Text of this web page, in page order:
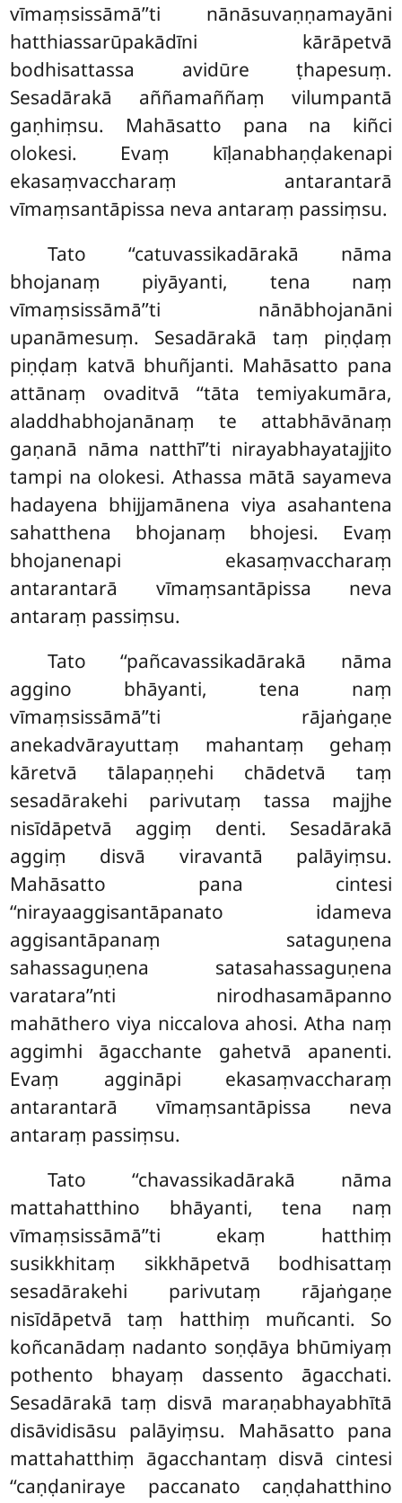
vīmaṃsissāmā’’ti nānāsuvaṇṇamayāni
hatthiassarūpakādīni kārāpetvā
bodhisattassa avidūre ṭhapesuṃ.
Sesadārakā aññamaññaṃ vilumpantā
gaṇhiṃsu. Mahāsatto pana na kiñci
olokesi. Evaṃ kīḷanabhaṇḍakenapi
ekasaṃvaccharaṃ antarantarā
vīmaṃsantāpissa neva antaraṃ passiṃsu.
Tato ‘‘catuvassikadārakā nāma
bhojanaṃ piyāyanti, tena naṃ
vīmaṃsissāmā’’ti nānābhojanāni
upanāmesuṃ. Sesadārakā taṃ piṇḍaṃ
piṇḍaṃ katvā bhuñjanti. Mahāsatto pana
attānaṃ ovaditvā ‘‘tāta temiyakumāra,
aladdhabhojanānaṃ te attabhāvānaṃ
gaṇanā nāma natthī’’ti nirayabhayatajjito
tampi na olokesi. Athassa mātā sayameva
hadayena bhijjamānena viya asahantena
sahatthena bhojanaṃ bhojesi. Evaṃ
bhojanenapi ekasaṃvaccharaṃ
antarantarā vīmaṃsantāpissa neva
antaraṃ passiṃsu.
Tato ‘‘pañcavassikadārakā nāma
aggino bhāyanti, tena naṃ
vīmaṃsissāmā’’ti rājaṅgaṇe
anekadvārayuttaṃ mahantaṃ gehaṃ
kāretvā tālapaṇṇehi chādetvā taṃ
sesadārakehi parivutaṃ tassa majjhe
nisīdāpetvā aggiṃ denti. Sesadārakā
aggiṃ disvā viravantā palāyiṃsu.
Mahāsatto pana cintesi
‘‘nirayaaggisantāpanato idameva
aggisantāpanaṃ sataguṇena
sahassaguṇena satasahassaguṇena
varatara’’nti nirodhasamāpanno
mahāthero viya niccalova ahosi. Atha naṃ
aggimhi āgacchante gahetvā apanenti.
Evaṃ aggināpi ekasaṃvaccharaṃ
antarantarā vīmaṃsantāpissa neva
antaraṃ passiṃsu.
Tato ‘‘chavassikadārakā nāma
mattahatthino bhāyanti, tena naṃ
vīmaṃsissāmā’’ti ekaṃ hatthiṃ
susikkhitaṃ sikkhāpetvā bodhisattaṃ
sesadārakehi parivutaṃ rājaṅgaṇe
nisīdāpetvā taṃ hatthiṃ muñcanti. So
koñcanādaṃ nadanto soṇḍāya bhūmiyaṃ
pothento bhayaṃ dassento āgacchati.
Sesadārakā taṃ disvā maraṇabhayabhītā
disāvidisāsu palāyiṃsu. Mahāsatto pana
mattahatthiṃ āgacchantaṃ disvā cintesi
‘‘caṇḍaniraye paccanato caṇḍahatthino